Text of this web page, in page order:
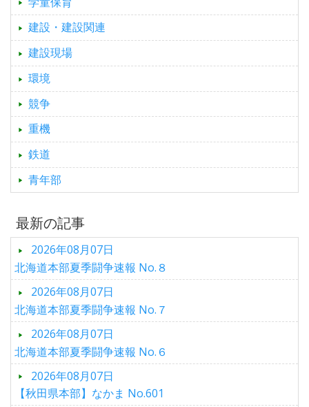
建設・建設関連
建設現場
環境
競争
重機
鉄道
青年部
最新の記事
2026年08月07日
北海道本部夏季闘争速報 No.８
2026年08月07日
北海道本部夏季闘争速報 No.７
2026年08月07日
北海道本部夏季闘争速報 No.６
2026年08月07日
【秋田県本部】なかま No.601